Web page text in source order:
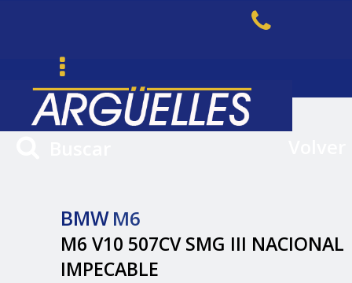
BMWM6
M6 V10 507CV SMG III NACIONAL
IMPECABLE